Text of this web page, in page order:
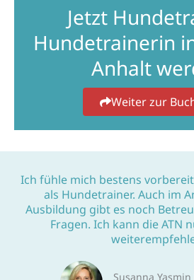
Jetzt
Hundetrainerin
Anhalt
Weiter zur
Ich fühle mich bestens
als Hundetrainer. Auch im
Ausbildung gibt es noch
Fragen. Ich kann die ATN
Susanna